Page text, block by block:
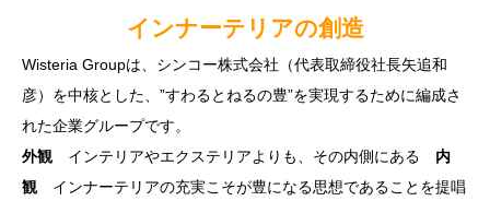
インナーテリアの創造
Wisteria Groupは、シンコー株式会社（代表取締役社長矢追和
彦）を中核とした、”すわるとねるの豊”を実現するために編成さ
れた企業グループです。
外観 インテリアやエクステリアよりも、その内側にある 内
観 インナーテリアの充実こそが豊になる思想であることを提唱